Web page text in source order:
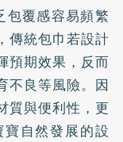
包覆感容易頻繁
傳統包巾若設計
預期效果，反而
不良等風險。因
質與便利性，更
自然發展的設